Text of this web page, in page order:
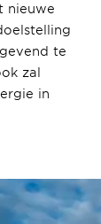
nieuwe
te
zal
in